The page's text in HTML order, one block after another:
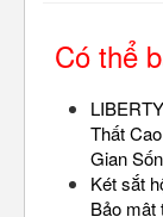
Có thể
Thất
Gian
Két sắt
Bảo mật